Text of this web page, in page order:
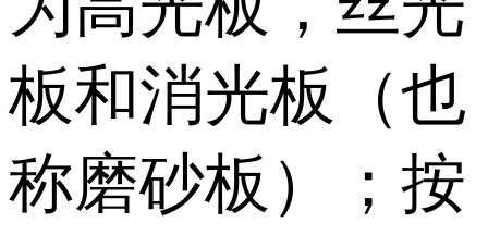
板和消光板（也
称磨砂板）；按